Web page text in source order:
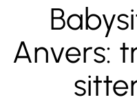
Anvers: